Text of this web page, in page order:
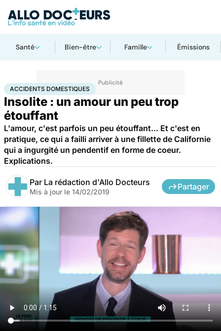
Santé Bien-être Famille Émissions
AccueilSanté Accidents domestiques
ACCIDENTS DOMESTIQUES
Insolite : un amour un peu trop
étouffant
L'amour, c'est parfois un peu étouffant... Et c'est en
pratique, ce qui a failli arriver à une fillette de Californie
qui a ingurgité un pendentif en forme de coeur.
Explications.
Par La rédaction d'Allo Docteurs
Mis à jour le 14/02/2019
Partager